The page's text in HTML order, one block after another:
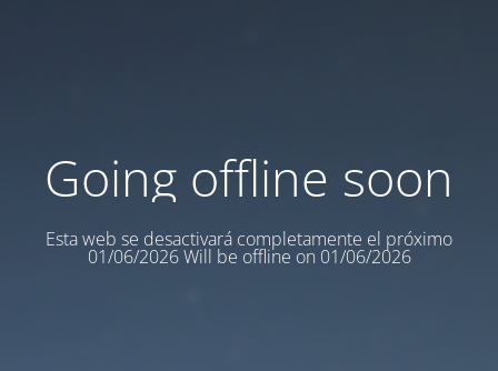
Going offline soon
Esta web se desactivará completamente el próximo
01/06/2026 Will be offline on 01/06/2026